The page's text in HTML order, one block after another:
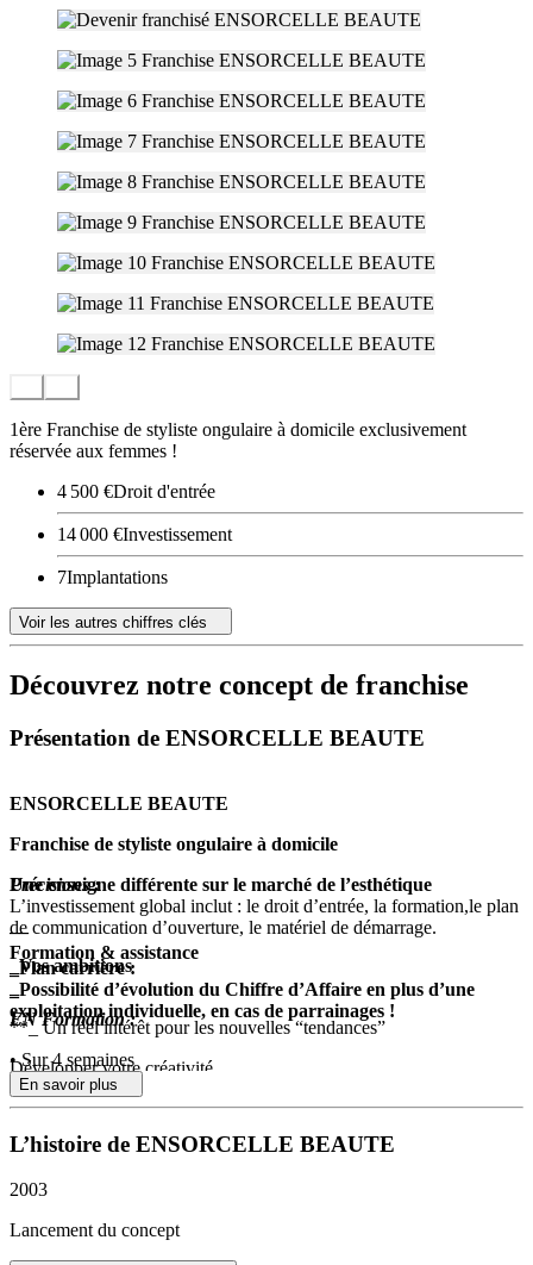
1ère Franchise de styliste ongulaire à domicile exclusivement
réservée aux femmes !
4 500 €Droit d'entrée
14 000 €Investissement
7Implantations
Voir les autres chiffres clés
Découvrez notre concept de franchise
Présentation de ENSORCELLE BEAUTE
ENSORCELLE BEAUTE
Franchise de styliste ongulaire à domicile
Une enseigne différente sur le marché de l’esthétique
__
_Vos ambitions
**_ Un réel intérêt pour les nouvelles “tendances”
Développer votre créativité
Rêve d’un vrai métier passionnant
Devenir autonome et responsable de votre activité professionnelle
Se faire une place dans le monde de l’entreprise
**_ _**Votre réussite récompensée par notre Plan Carrière
Précisions :
L’investissement global inclut : le droit d’entrée, la formation,le plan
de communication d’ouverture, le matériel de démarrage.
_Plan carrière :
_Possibilité d’évolution du Chiffre d’Affaire en plus d’une
exploitation individuelle, en cas de parrainages !
Formation & assistance
EN Formation :
• Sur 4 semaines
• en cas de difficultés majeures rencontrées lors de cette formation
initiale : possibilité d’étendre la formation
franchisées installées et confirmées
• formation complète tant en théorie, pratique, technique, concept,
En savoir plus
L’histoire de ENSORCELLE BEAUTE
2003
Lancement du concept